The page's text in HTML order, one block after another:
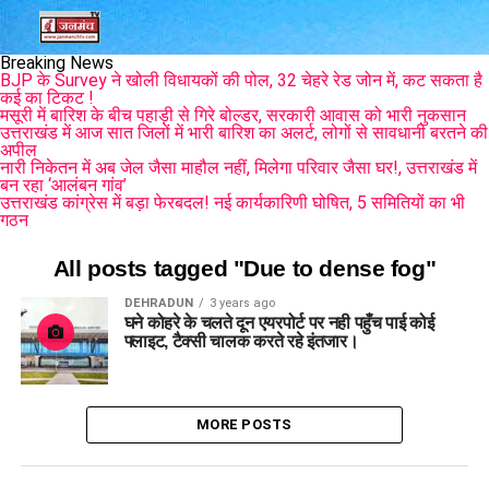
Breaking News
BJP के Survey ने खोली विधायकों की पोल, 32 चेहरे रेड जोन में, कट सकता है
कई का टिकट !
मसूरी में बारिश के बीच पहाड़ी से गिरे बोल्डर, सरकारी आवास को भारी नुकसान
उत्तराखंड में आज सात जिलों में भारी बारिश का अलर्ट, लोगों से सावधानी बरतने की
अपील
नारी निकेतन में अब जेल जैसा माहौल नहीं, मिलेगा परिवार जैसा घर!, उत्तराखंड में
बन रहा ‘आलंबन गांव’
उत्तराखंड कांग्रेस में बड़ा फेरबदल! नई कार्यकारिणी घोषित, 5 समितियों का भी
गठन
All posts tagged "Due to dense fog"
DEHRADUN 3 years ago
घने कोहरे के चलते दून एयरपोर्ट पर नही पहुँच पाई कोई
फ्लाइट, टैक्सी चालक करते रहे इंतजार।
MORE POSTS